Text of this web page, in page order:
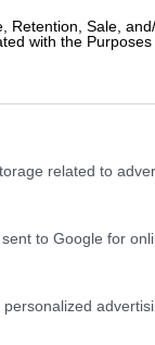
Retention, Sale,
with the
related to
to Google for
από το
(μέσω
διαδικασία
πλέον
να
διάστημα
κάθε